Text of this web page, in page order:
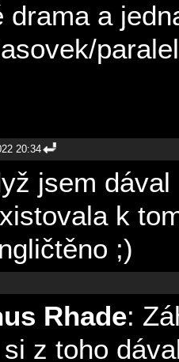
drama a
20:34
jsem
k
;)
Rhade:
z toho